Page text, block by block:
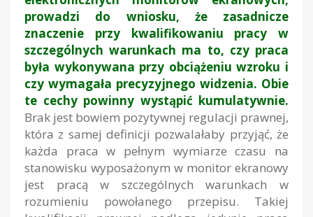
prowadzi do wniosku, że zasadnicze
znaczenie przy kwalifikowaniu pracy w
szczególnych warunkach ma to, czy praca
była wykonywana przy obciążeniu wzroku i
czy wymagała precyzyjnego widzenia. Obie
te cechy powinny wystąpić kumulatywnie.
Brak jest bowiem pozytywnej regulacji prawnej,
która z samej definicji pozwalałaby przyjąć, że
każda praca w pełnym wymiarze czasu na
stanowisku wyposażonym w monitor ekranowy
jest pracą w szczególnych warunkach w
rozumieniu powołanego przepisu. Takiej